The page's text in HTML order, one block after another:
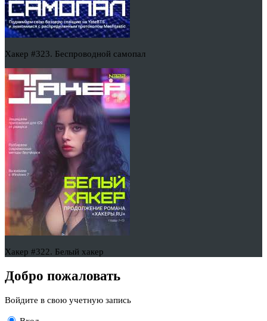
Хакер #323. Беспроводной самопал
Хакер #322. Белый хакер
Добро пожаловать
Войдите в свою учетную запись